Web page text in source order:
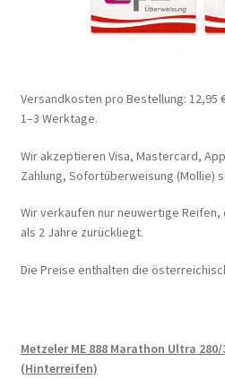
Versandkosten pro Bestellung: 12,95
1–3 Werktage.
Wir akzeptieren Visa, Mastercard,
Zahlung, Sofortüberweisung (Mollie)
Wir verkaufen nur neuwertige
als 2 Jahre zurückliegt.
Die Preise enthalten die
Metzeler ME 888 Marathon Ultra 280/
(Hinterreifen)